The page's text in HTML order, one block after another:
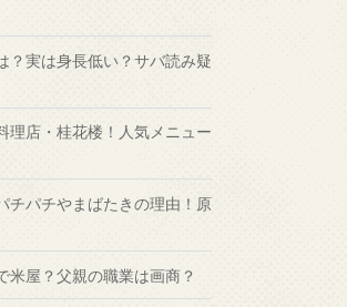
？実は身長低い？サバ読み疑
理店・桂花楼！人気メニュー
チパチやまばたきの理由！原
米屋？父親の職業は画商？